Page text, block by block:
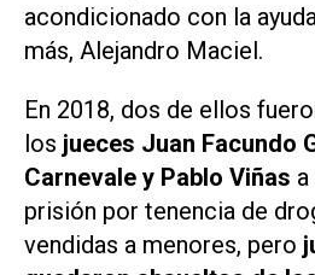
acondicionado con la
más, Alejandro Maciel.
En 2018, dos de ellos
los jueces Juan Facundo
Carnevale y Pablo Viñas
prisión por tenencia de
vendidas a menores, pero